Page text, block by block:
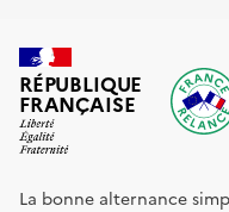
RÉPUBLIQUE
FRANÇAISE
La bonne alternance